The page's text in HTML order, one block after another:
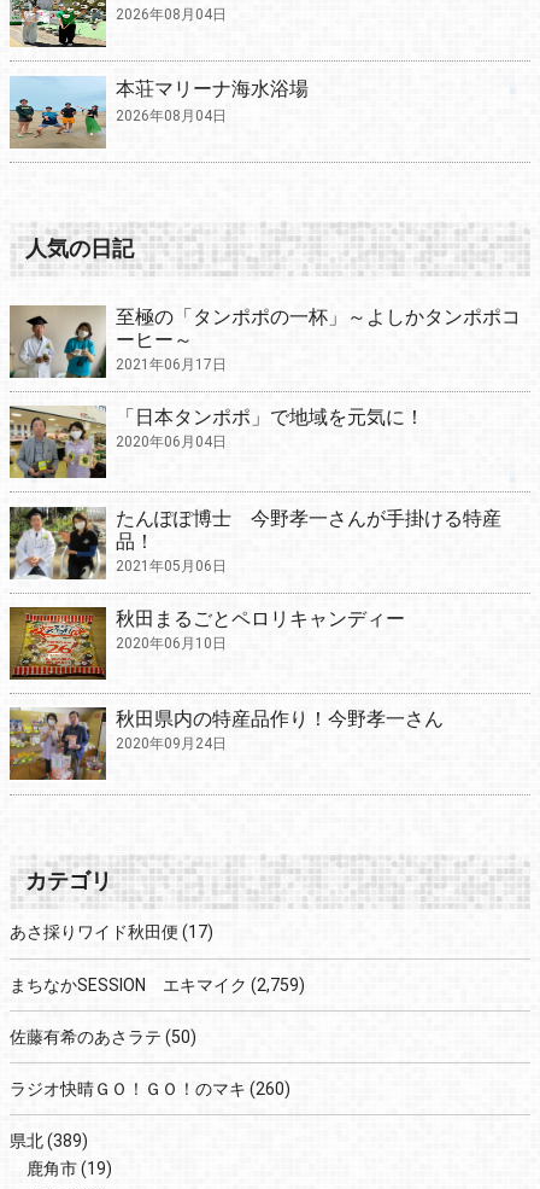
2026年08月04日
本荘マリーナ海水浴場
2026年08月04日
人気の日記
至極の「タンポポの一杯」～よしかタンポポコ
ーヒー～
2021年06月17日
「日本タンポポ」で地域を元気に！
2020年06月04日
たんぽぽ博士 今野孝一さんが手掛ける特産
品！
2021年05月06日
秋田まるごとペロリキャンディー
2020年06月10日
秋田県内の特産品作り！今野孝一さん
2020年09月24日
カテゴリ
あさ採りワイド秋田便 (17)
まちなかSESSION エキマイク (2,759)
佐藤有希のあさラテ (50)
ラジオ快晴ＧＯ！ＧＯ！のマキ (260)
県北(389)
鹿角市(19)